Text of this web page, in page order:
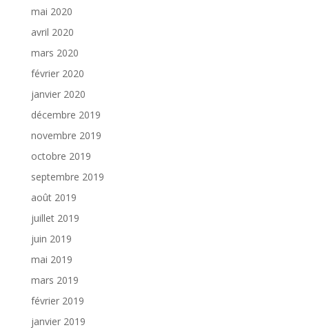
mai 2020
avril 2020
mars 2020
février 2020
janvier 2020
décembre 2019
novembre 2019
octobre 2019
septembre 2019
août 2019
juillet 2019
juin 2019
mai 2019
mars 2019
février 2019
janvier 2019